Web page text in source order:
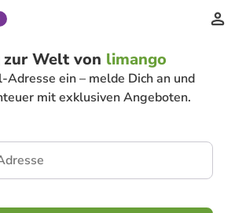
zur Welt von limango
Adresse ein – melde Dich an und
mit exklusiven Angeboten.